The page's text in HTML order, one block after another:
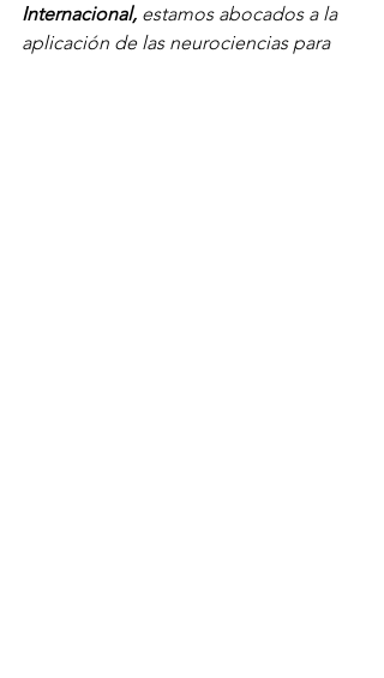
Internacional, estamos abocados a la
aplicación de las neurociencias para